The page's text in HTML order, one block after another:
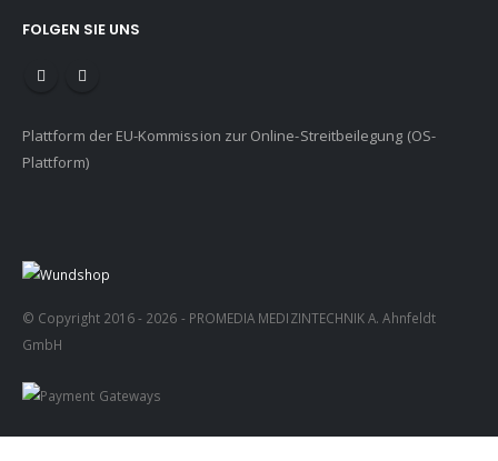
FOLGEN SIE UNS
Plattform der EU-Kommission zur Online-Streitbeilegung (OS-
Plattform)
© Copyright 2016 - 2026 - PROMEDIA MEDIZINTECHNIK A. Ahnfeldt
GmbH